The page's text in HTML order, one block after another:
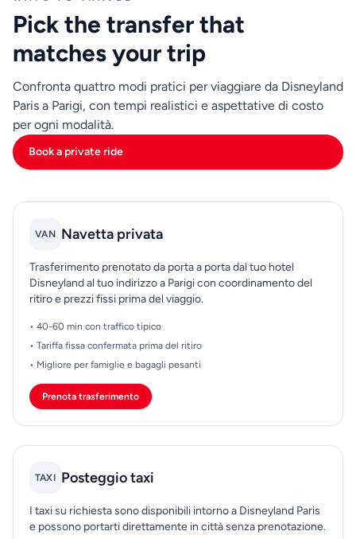
di partenza realistico da Disneyland e alla tua
eviti cambiamenti dell'ultimo minuto e arrivi con tempi
più prevedibili per il check-in, le riunioni o i piani di
visita turistica.
Pick the transfer that
matches your trip
Confronta quattro modi pratici per viaggiare da Disneyland
Paris a Parigi, con tempi realistici e aspettative di costo
per ogni modalità.
Book a private ride
VAN Navetta privata
Trasferimento prenotato da porta a porta dal tuo hotel
Disneyland al tuo indirizzo a Parigi con coordinamento del
ritiro e prezzi fissi prima del viaggio.
• 40-60 min con traffico tipico
• Tariffa fissa confermata prima del ritiro
• Migliore per famiglie e bagagli pesanti
Prenota trasferimento
TAXI Posteggio taxi
I taxi su richiesta sono disponibili intorno a Disneyland Paris
e possono portarti direttamente in città senza prenotazione.